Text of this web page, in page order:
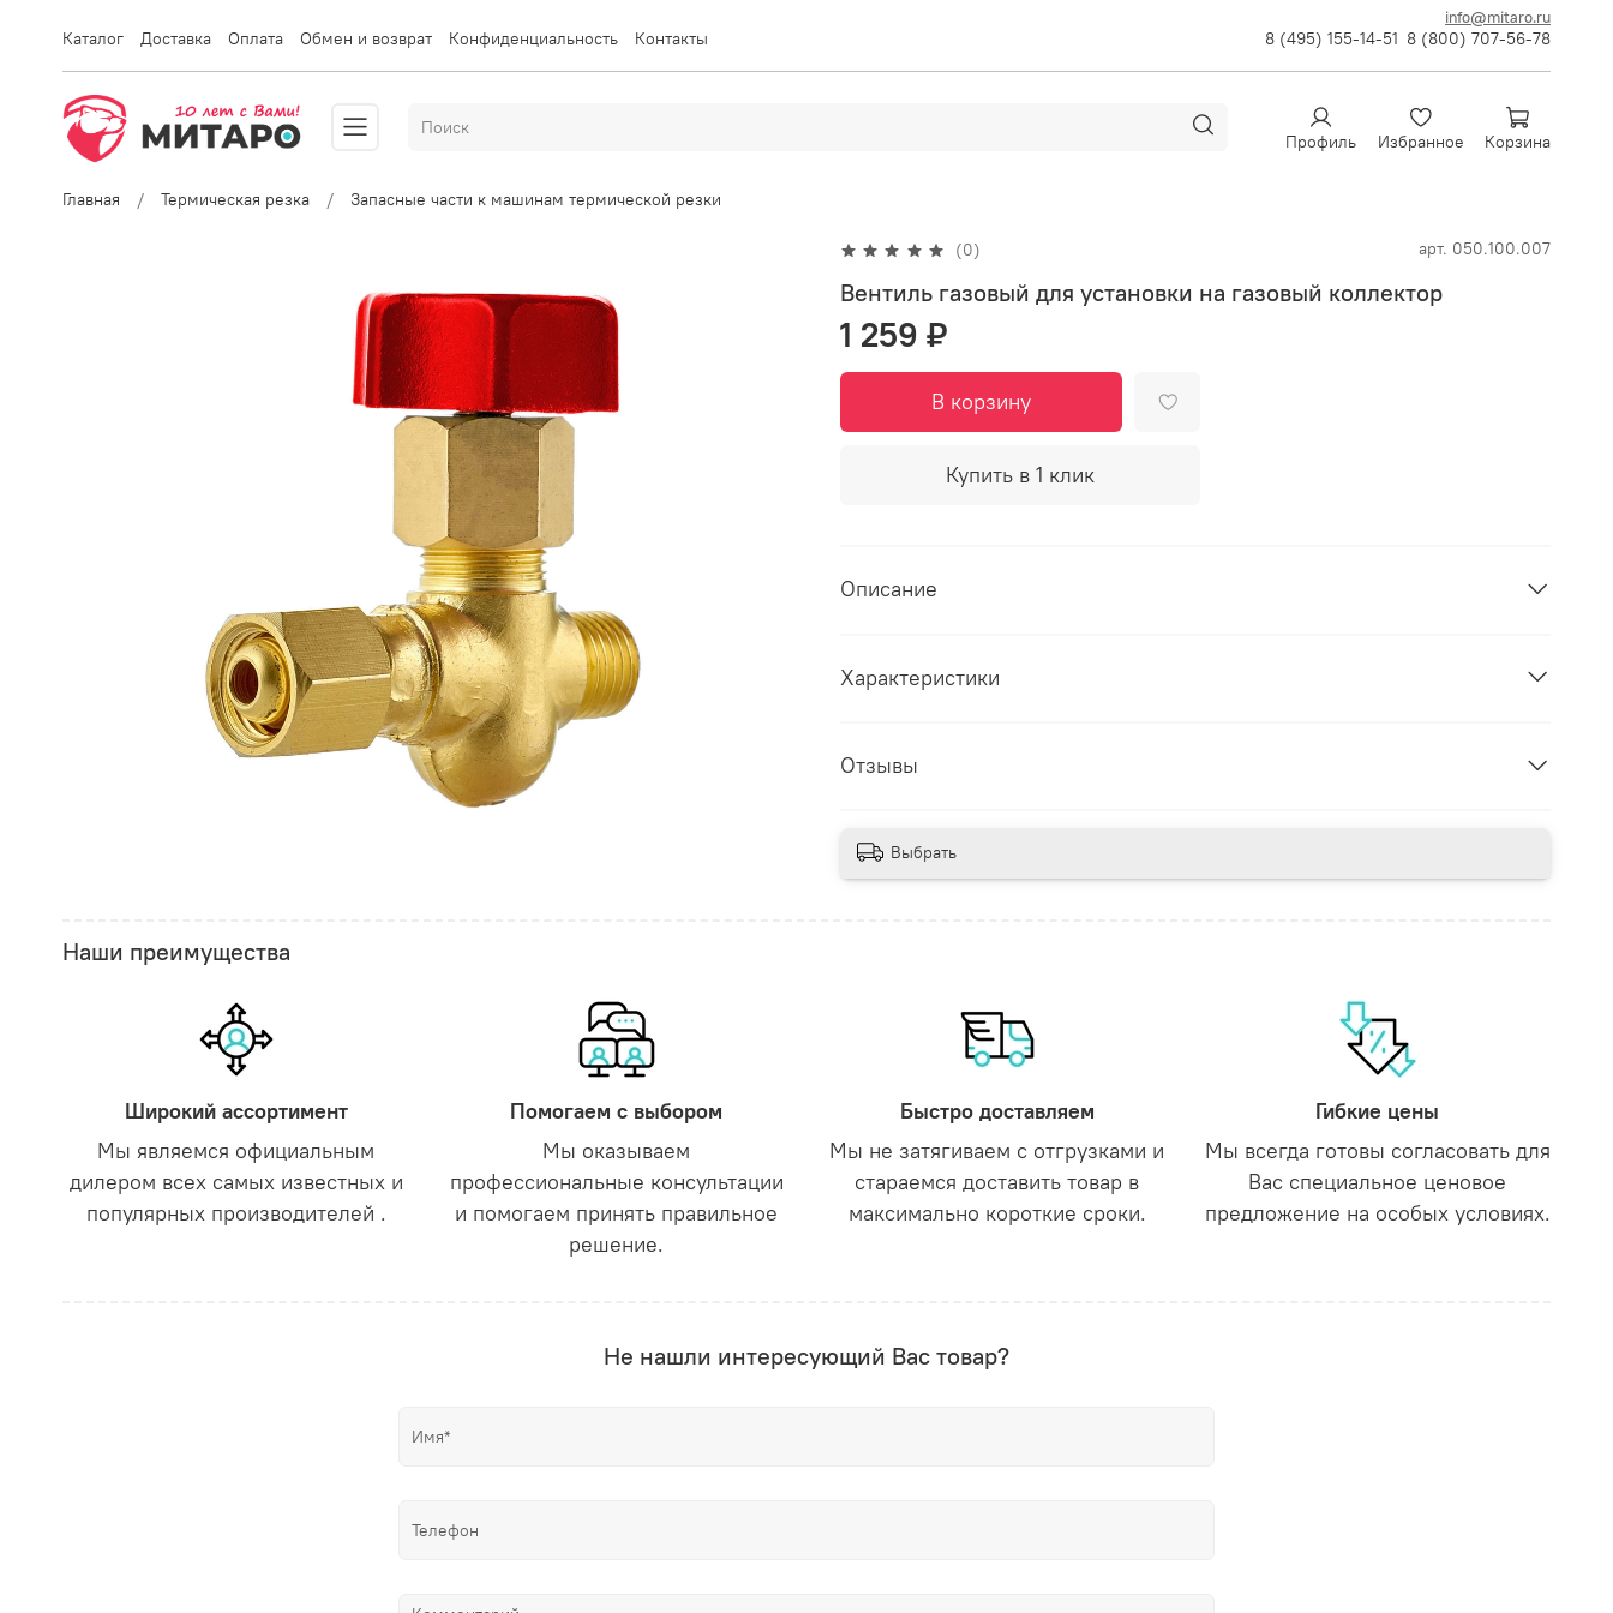
info@mitaro.ru
Каталог Доставка Оплата Обмен и возврат Конфиденциальность Контакты 8 (495) 155-14-51 8 (800) 707-56-78
Профиль Избранное Корзина
Главная Термическая резка Запасные части к машинам термической резки
(0) арт. 050.100.007
Вентиль газовый для установки на газовый коллектор
1 259 ₽
В корзину
Купить в 1 клик
Описание
Характеристики
Отзывы
Выбрать
Наши преимущества
Широкий ассортимент
Мы являемся официальным
дилером всех самых известных и
популярных производителей .
Помогаем с выбором
Мы оказываем
профессиональные консультации
и помогаем принять правильное
решение.
Быстро доставляем
Мы не затягиваем с отгрузками и
стараемся доставить товар в
максимально короткие сроки.
Гибкие цены
Мы всегда готовы согласовать для
Вас специальное ценовое
предложение на особых условиях.
Не нашли интересующий Вас товар?